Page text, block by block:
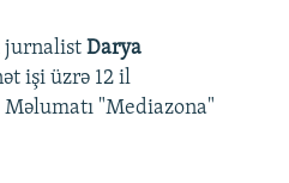
jurnalist Darya
işi üzrə 12 il
"Mediazona"